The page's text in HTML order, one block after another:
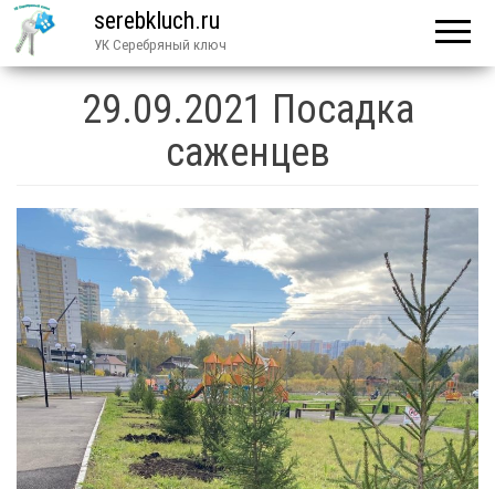
serebkluch.ru
УК Серебряный ключ
29.09.2021 Посадка
саженцев